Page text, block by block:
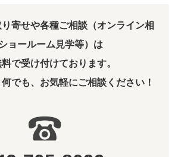
寄せや各種ご相談（オンライン相
ョールーム見学等）は
で受け付けております。
でも、お気軽にご相談ください！